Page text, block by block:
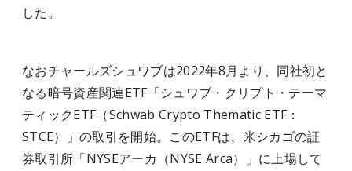
した。
​なおチャールズシュワブは2022年8月より、同社初と
なる暗号資産関連ETF「シュワブ・クリプト・テーマ
ティックETF（Schwab Crypto Thematic ETF：
STCE）」の取引を開始。このETFは、米シカゴの証
券取引所「NYSEアーカ（NYSE Arca）」に上場して